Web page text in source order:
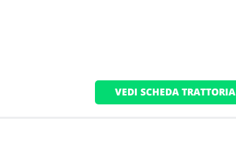
VEDI SCHEDA TRATTORIA